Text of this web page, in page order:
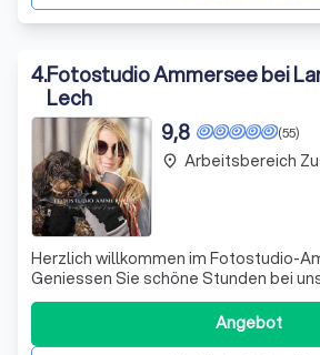
4.Fotostudio Ammersee bei
Lech
(55)
9,8
Herzlich willkommen im Fotostudio-
Geniessen Sie schöne Stunden bei
unserem Fotostudio, outdoor oder
Ihnen * Auf Wunsch erstellen wir ein
Video zu Ihrem FotoShooting.
Angebot
place Arbeitsbereich